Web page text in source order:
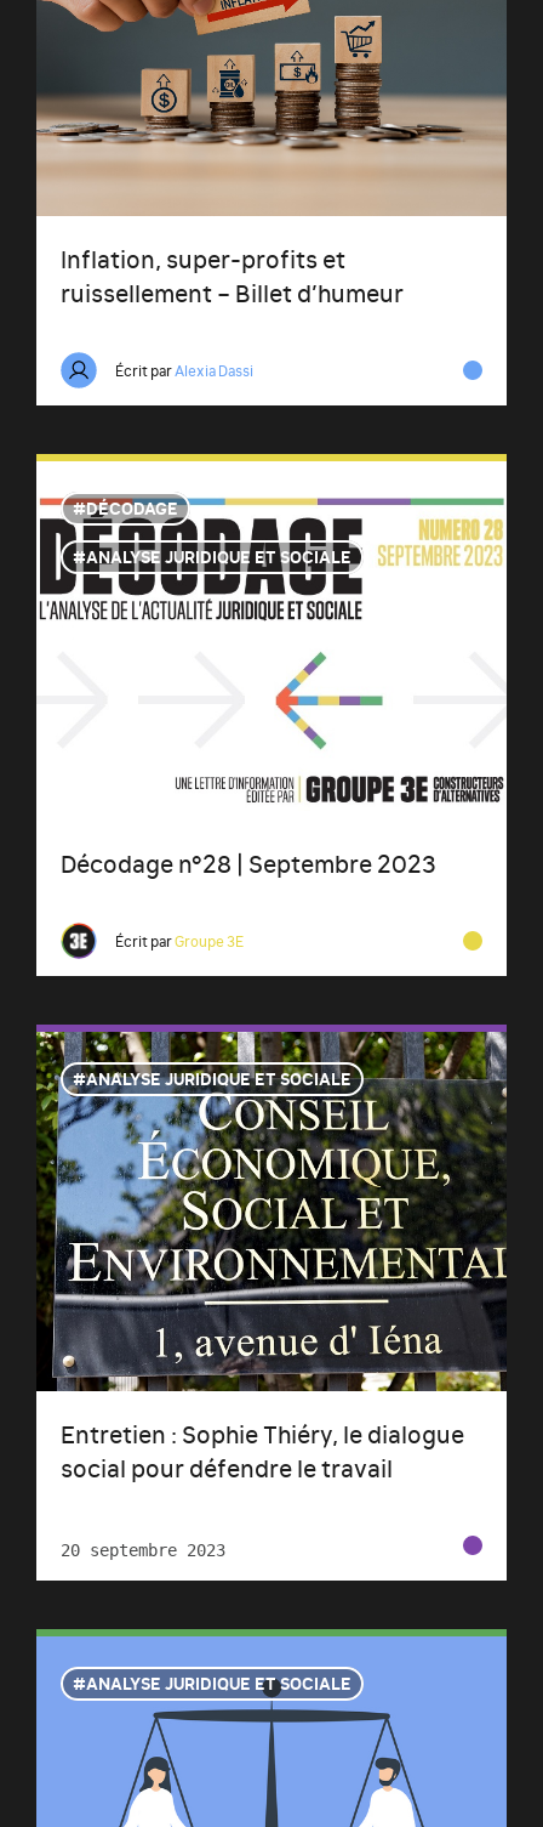
Inflation, super-profits et
ruissellement – Billet d’humeur
Écrit parAlexia Dassi
DÉCODAGE
ANALYSE JURIDIQUE ET SOCIALE
Décodage n°28 | Septembre 2023
Écrit parGroupe 3E
ANALYSE JURIDIQUE ET SOCIALE
Entretien : Sophie Thiéry, le dialogue
social pour défendre le travail
20 septembre 2023
ANALYSE JURIDIQUE ET SOCIALE